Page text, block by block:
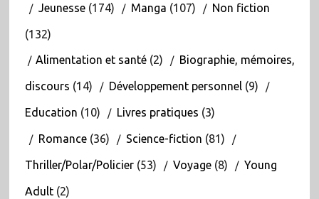
Jeunesse(174) Manga (107) Non fiction
(132)
Alimentation et santé(2) Biographie, mémoires,
discours (14) Développement personnel (9)
Education (10) Livres pratiques (3)
Romance(36) Science-fiction (81)
Thriller/Polar/Policier(53) Voyage(8) Young
Adult(2)